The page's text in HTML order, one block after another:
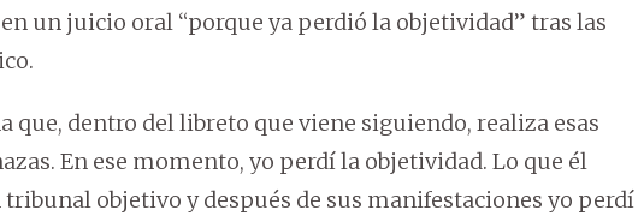
un juicio oral “porque ya perdió la objetividad” tras las
que, dentro del libreto que viene siguiendo, realiza esas
En ese momento, yo perdí la objetividad. Lo que él
objetivo y después de sus manifestaciones yo perdí